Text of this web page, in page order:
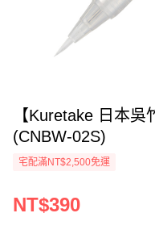
【Kuretake 日本
(CNBW-02S)
宅配滿NT$2,500免運
NT$390